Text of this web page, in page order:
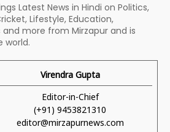
Latest News in Hindi on Politics,
Lifestyle, Education,
more from Mirzapur and is
world.
Virendra Gupta
Editor-in-Chief
(+91) 9453821310
editor@mirzapurnews.com